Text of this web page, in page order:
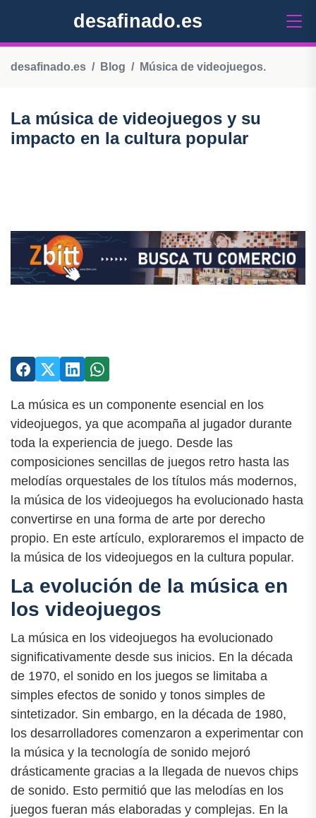
desafinado.es
desafinado.es Blog Música de videojuegos.
La música de videojuegos y su
impacto en la cultura popular
La música es un componente esencial en los
videojuegos, ya que acompaña al jugador durante
toda la experiencia de juego. Desde las
composiciones sencillas de juegos retro hasta las
melodías orquestales de los títulos más modernos,
la música de los videojuegos ha evolucionado hasta
convertirse en una forma de arte por derecho
propio. En este artículo, exploraremos el impacto de
la música de los videojuegos en la cultura popular.
La evolución de la música en
los videojuegos
La música en los videojuegos ha evolucionado
significativamente desde sus inicios. En la década
de 1970, el sonido en los juegos se limitaba a
simples efectos de sonido y tonos simples de
sintetizador. Sin embargo, en la década de 1980,
los desarrolladores comenzaron a experimentar con
la música y la tecnología de sonido mejoró
drásticamente gracias a la llegada de nuevos chips
de sonido. Esto permitió que las melodías en los
juegos fueran más elaboradas y complejas. En la